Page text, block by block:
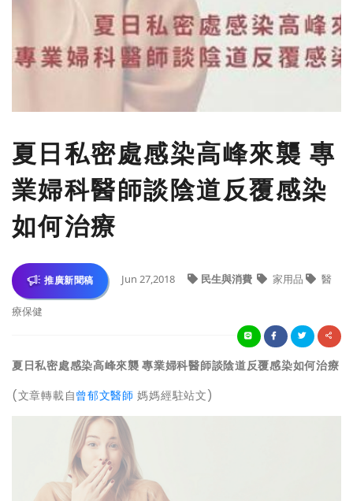
​夏日私密處感染高峰來襲 專
業婦科醫師談陰道反覆感染
如何治療
推廣新聞稿 Jun 27,2018 民生與消費 家用品 醫
療保健
夏日私密處感染高峰來襲 專業婦科醫師談陰道反覆感染如何治療
(文章轉載自曾郁文醫師 媽媽經駐站文)